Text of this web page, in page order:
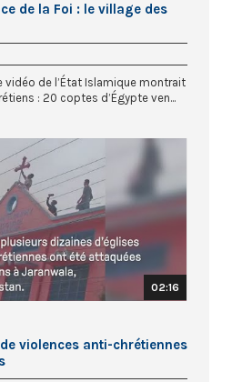
de la Foi : le village des
vidéo de l’État Islamique montrait
: 20 coptes d’Égypte ven...
02:16
violences anti-chrétiennes